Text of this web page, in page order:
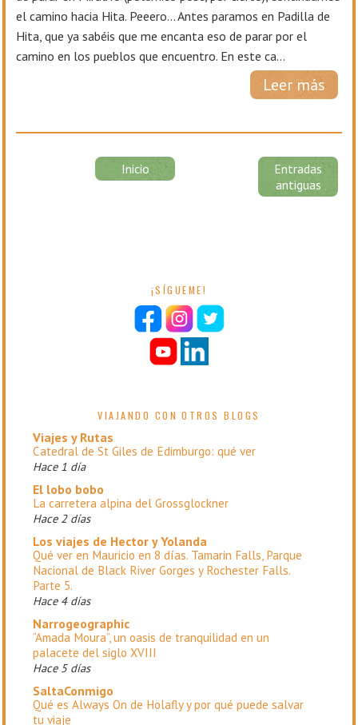
el camino hacia Hita. Peeero… Antes paramos en Padilla de
Hita, que ya sabéis que me encanta eso de parar por el
camino en los pueblos que encuentro. En este ca...
Leer más
Entradas
antiguas
Inicio
¡SÍGUEME!
VIAJANDO CON OTROS BLOGS
Viajes y Rutas
Catedral de St Giles de Edimburgo: qué ver
Hace 1 día
El lobo bobo
La carretera alpina del Grossglockner
Hace 2 días
Los viajes de Hector y Yolanda
Qué ver en Mauricio en 8 días. Tamarin Falls, Parque
Nacional de Black River Gorges y Rochester Falls.
Parte 5.
Hace 4 días
Narrogeographic
“Amada Moura”, un oasis de tranquilidad en un
palacete del siglo XVIII
Hace 5 días
SaltaConmigo
Qué es Always On de Holafly y por qué puede salvar
tu viaje